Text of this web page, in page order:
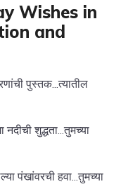
Wishes in
and
पुस्तक...त्यातील
नदीची शुद्धता...तुमच्या
पंखांवरची हवा...तुमच्या